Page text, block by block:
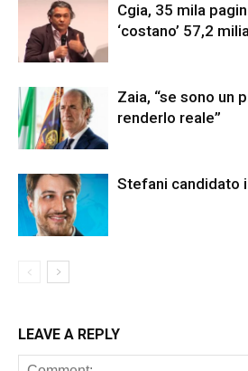
Cgia, 35 mila
‘costano’ 57,2
Zaia, “se sono un
renderlo reale”
Stefani candidato
LEAVE A REPLY